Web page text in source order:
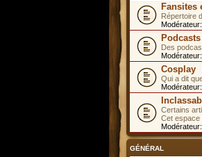
Fansites
Répertoire
Modérateur:
Des
Modérateur:
Cosplay
Qui a dit
Modérateur:
Certains
Cet espace
Modérateur:
GÉNÉRAL